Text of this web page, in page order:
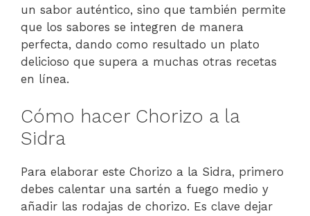
un sabor auténtico, sino que también permite
que los sabores se integren de manera
perfecta, dando como resultado un plato
delicioso que supera a muchas otras recetas
en línea.
Cómo hacer Chorizo a la
Sidra
Para elaborar este Chorizo a la Sidra, primero
debes calentar una sartén a fuego medio y
añadir las rodajas de chorizo. Es clave dejar